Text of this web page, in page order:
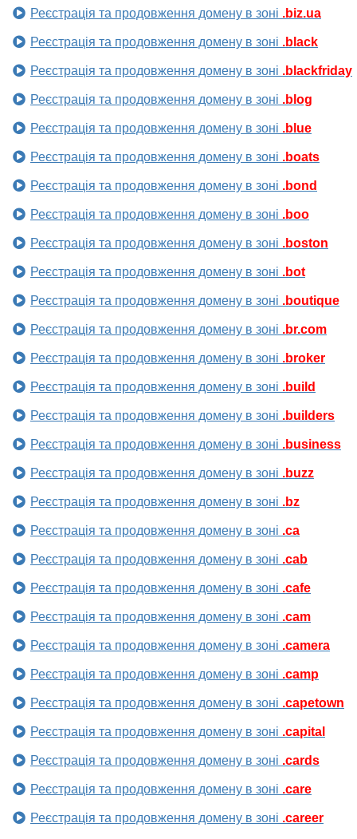
Реєстрація та продовження домену в зоні .biz.ua
Реєстрація та продовження домену в зоні .black
Реєстрація та продовження домену в зоні .blackfriday
Реєстрація та продовження домену в зоні .blog
Реєстрація та продовження домену в зоні .blue
Реєстрація та продовження домену в зоні .boats
Реєстрація та продовження домену в зоні .bond
Реєстрація та продовження домену в зоні .boo
Реєстрація та продовження домену в зоні .boston
Реєстрація та продовження домену в зоні .bot
Реєстрація та продовження домену в зоні .boutique
Реєстрація та продовження домену в зоні .br.com
Реєстрація та продовження домену в зоні .broker
Реєстрація та продовження домену в зоні .build
Реєстрація та продовження домену в зоні .builders
Реєстрація та продовження домену в зоні .business
Реєстрація та продовження домену в зоні .buzz
Реєстрація та продовження домену в зоні .bz
Реєстрація та продовження домену в зоні .ca
Реєстрація та продовження домену в зоні .cab
Реєстрація та продовження домену в зоні .cafe
Реєстрація та продовження домену в зоні .cam
Реєстрація та продовження домену в зоні .camera
Реєстрація та продовження домену в зоні .camp
Реєстрація та продовження домену в зоні .capetown
Реєстрація та продовження домену в зоні .capital
Реєстрація та продовження домену в зоні .cards
Реєстрація та продовження домену в зоні .care
Реєстрація та продовження домену в зоні .career